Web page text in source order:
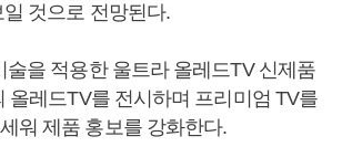
것으로 전망된다.
술을 적용한 울트라 올레드TV 신제품
올레드TV를 전시하며 프리미엄 TV를
워 제품 홍보를 강화한다.